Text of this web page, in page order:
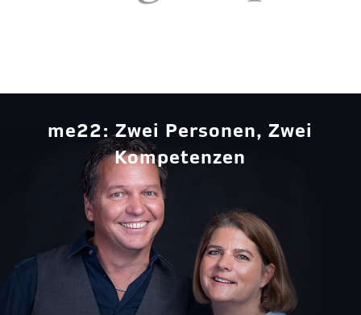
me22: Zwei Personen, Zwei
Kompetenzen